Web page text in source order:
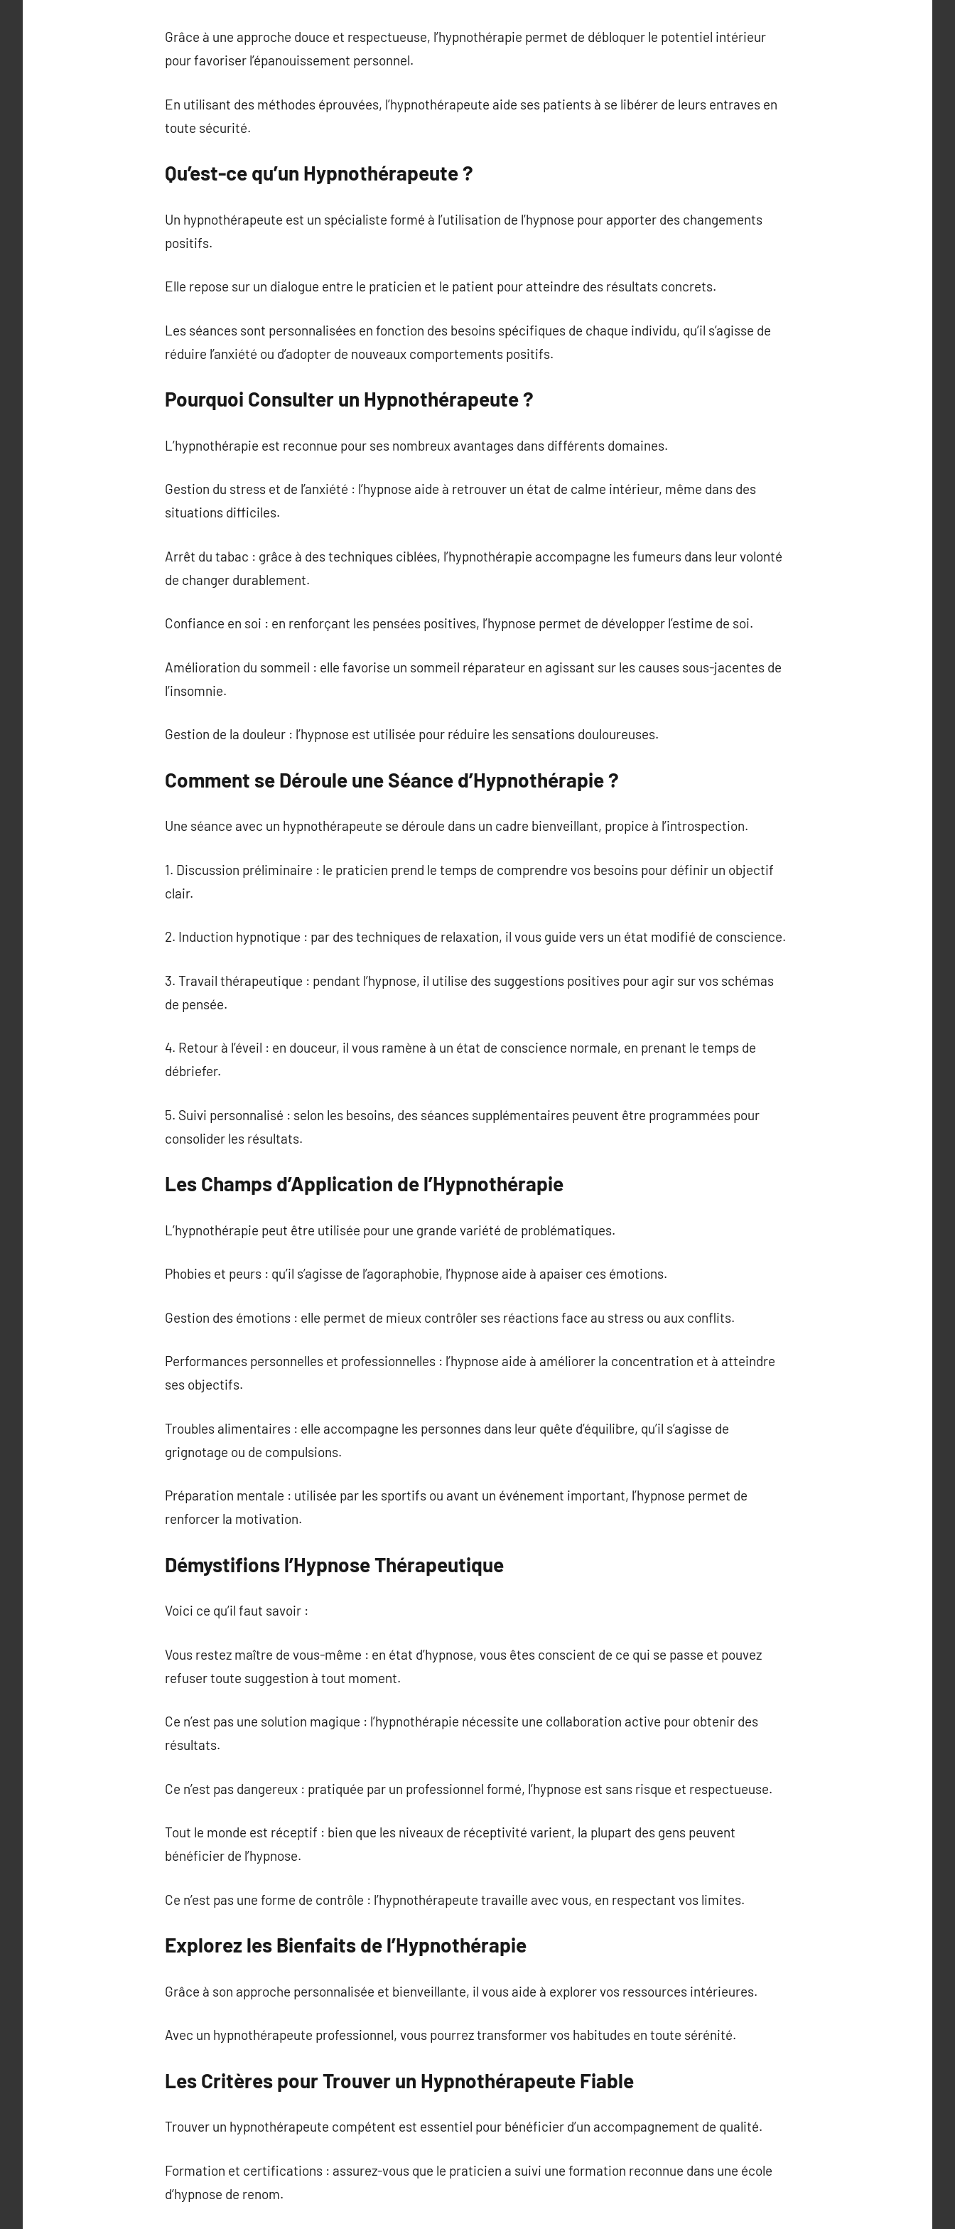
Grâce à une approche douce et respectueuse, l’hypnothérapie permet de débloquer le potentiel intérieur
pour favoriser l’épanouissement personnel.
En utilisant des méthodes éprouvées, l’hypnothérapeute aide ses patients à se libérer de leurs entraves en
toute sécurité.
Qu’est-ce qu’un Hypnothérapeute ?
Un hypnothérapeute est un spécialiste formé à l’utilisation de l’hypnose pour apporter des changements
positifs.
Elle repose sur un dialogue entre le praticien et le patient pour atteindre des résultats concrets.
Les séances sont personnalisées en fonction des besoins spécifiques de chaque individu, qu’il s’agisse de
réduire l’anxiété ou d’adopter de nouveaux comportements positifs.
Pourquoi Consulter un Hypnothérapeute ?
L’hypnothérapie est reconnue pour ses nombreux avantages dans différents domaines.
Gestion du stress et de l’anxiété : l’hypnose aide à retrouver un état de calme intérieur, même dans des
situations difficiles.
Arrêt du tabac : grâce à des techniques ciblées, l’hypnothérapie accompagne les fumeurs dans leur volonté
de changer durablement.
Confiance en soi : en renforçant les pensées positives, l’hypnose permet de développer l’estime de soi.
Amélioration du sommeil : elle favorise un sommeil réparateur en agissant sur les causes sous-jacentes de
l’insomnie.
Gestion de la douleur : l’hypnose est utilisée pour réduire les sensations douloureuses.
Comment se Déroule une Séance d’Hypnothérapie ?
Une séance avec un hypnothérapeute se déroule dans un cadre bienveillant, propice à l’introspection.
1. Discussion préliminaire : le praticien prend le temps de comprendre vos besoins pour définir un objectif
clair.
2. Induction hypnotique : par des techniques de relaxation, il vous guide vers un état modifié de conscience.
3. Travail thérapeutique : pendant l’hypnose, il utilise des suggestions positives pour agir sur vos schémas
de pensée.
4. Retour à l’éveil : en douceur, il vous ramène à un état de conscience normale, en prenant le temps de
débriefer.
5. Suivi personnalisé : selon les besoins, des séances supplémentaires peuvent être programmées pour
consolider les résultats.
Les Champs d’Application de l’Hypnothérapie
L’hypnothérapie peut être utilisée pour une grande variété de problématiques.
Phobies et peurs : qu’il s’agisse de l’agoraphobie, l’hypnose aide à apaiser ces émotions.
Gestion des émotions : elle permet de mieux contrôler ses réactions face au stress ou aux conflits.
Performances personnelles et professionnelles : l’hypnose aide à améliorer la concentration et à atteindre
ses objectifs.
Troubles alimentaires : elle accompagne les personnes dans leur quête d’équilibre, qu’il s’agisse de
grignotage ou de compulsions.
Préparation mentale : utilisée par les sportifs ou avant un événement important, l’hypnose permet de
renforcer la motivation.
Démystifions l’Hypnose Thérapeutique
Voici ce qu’il faut savoir :
Vous restez maître de vous-même : en état d’hypnose, vous êtes conscient de ce qui se passe et pouvez
refuser toute suggestion à tout moment.
Ce n’est pas une solution magique : l’hypnothérapie nécessite une collaboration active pour obtenir des
résultats.
Ce n’est pas dangereux : pratiquée par un professionnel formé, l’hypnose est sans risque et respectueuse.
Tout le monde est réceptif : bien que les niveaux de réceptivité varient, la plupart des gens peuvent
bénéficier de l’hypnose.
Ce n’est pas une forme de contrôle : l’hypnothérapeute travaille avec vous, en respectant vos limites.
Explorez les Bienfaits de l’Hypnothérapie
Grâce à son approche personnalisée et bienveillante, il vous aide à explorer vos ressources intérieures.
Avec un hypnothérapeute professionnel, vous pourrez transformer vos habitudes en toute sérénité.
Les Critères pour Trouver un Hypnothérapeute Fiable
Trouver un hypnothérapeute compétent est essentiel pour bénéficier d’un accompagnement de qualité.
Formation et certifications : assurez-vous que le praticien a suivi une formation reconnue dans une école
d’hypnose de renom.